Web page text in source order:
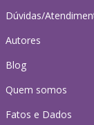
Dúvidas/
Autores
Blog
Quem somos
Fatos e Dados